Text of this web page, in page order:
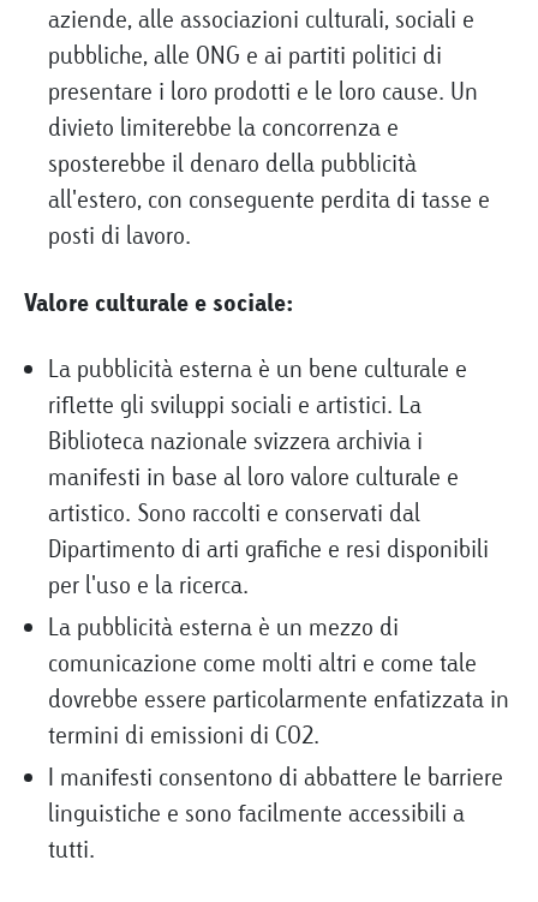
aziende, alle associazioni culturali, sociali e
pubbliche, alle ONG e ai partiti politici di
presentare i loro prodotti e le loro cause. Un
divieto limiterebbe la concorrenza e
sposterebbe il denaro della pubblicità
all'estero, con conseguente perdita di tasse e
posti di lavoro.
Valore culturale e sociale:
La pubblicità esterna è un bene culturale e
riflette gli sviluppi sociali e artistici. La
Biblioteca nazionale svizzera archivia i
manifesti in base al loro valore culturale e
artistico. Sono raccolti e conservati dal
Dipartimento di arti grafiche e resi disponibili
per l'uso e la ricerca.
La pubblicità esterna è un mezzo di
comunicazione come molti altri e come tale
dovrebbe essere particolarmente enfatizzata in
termini di emissioni di CO2.
I manifesti consentono di abbattere le barriere
linguistiche e sono facilmente accessibili a
tutti.